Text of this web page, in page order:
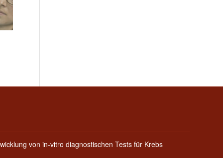
von in-vitro diagnostischen Tests für Krebs